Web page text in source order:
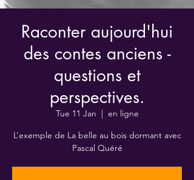
Raconter aujourd'hui
des contes anciens -
questions et
perspectives.
Tue 11 Jan
  |
en ligne
L’exemple de La belle au bois dormant avec
Pascal Quéré